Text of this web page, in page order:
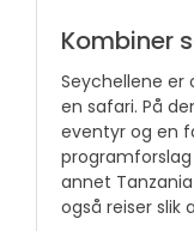
Kombiner
Seychellene er
en safari. På
eventyr og en
annet
også reiser slik